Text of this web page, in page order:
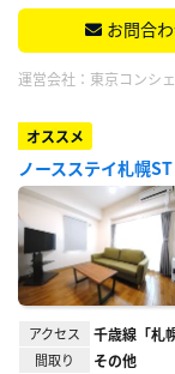
お問合
運営会社： 東京コンシ
オススメ
ノースステイ札幌
アクセス 千歳線「札
間取り その他